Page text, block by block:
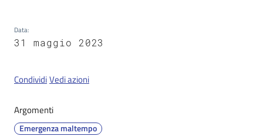
su
Data:
31 maggio 2023
CondividiVedi azioni
Argomenti
Emergenza maltempo